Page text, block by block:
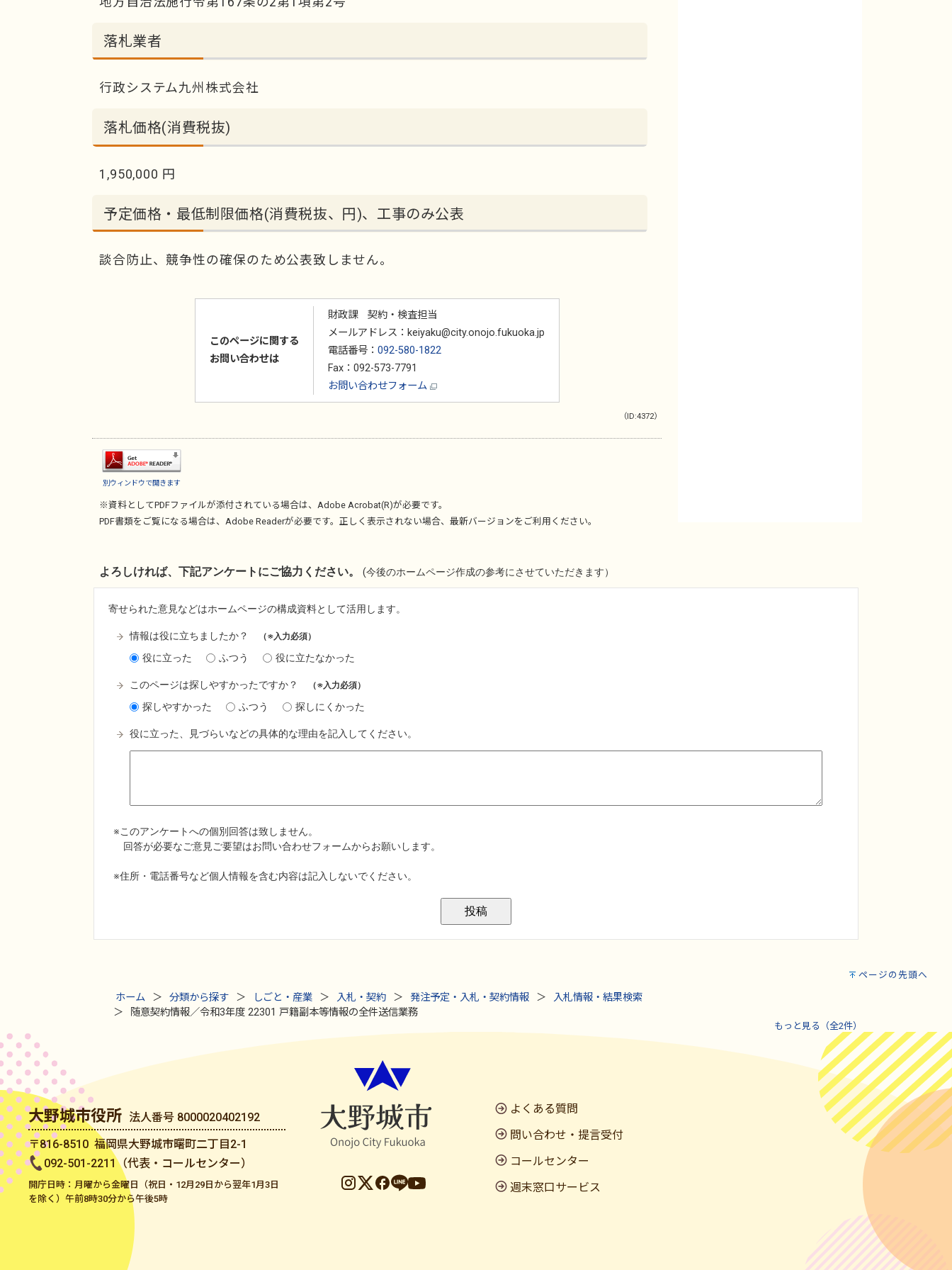
落札業者
行政システム九州株式会社
落札価格(消費税抜)
1,950,000 円
予定価格・最低制限価格(消費税抜、円)、工事のみ公表
談合防止、競争性の確保のため公表致しません。
このページに関する
お問い合わせは
財政課 契約・検査担当
メールアドレス：keiyaku@city.onojo.fukuoka.jp
電話番号： 092-580-1822
Fax：092-573-7791
お問い合わせフォーム
（ID:4372）
別ウィンドウで開きます
※資料としてPDFファイルが添付されている場合は、 Adobe Acrobat(R)が必要です。
PDF書類をご覧になる場合は、 Adobe Readerが必要です。正しく表示されない場合、最新バージョンをご利用ください。
ページの先頭へ
ホーム 分類から探す しごと・産業 入札・契約 発注予定・入札・契約情報
入札情報・結果検索
随意契約情報／令和3年度 22301 戸籍副本等情報の全件送信業務
もっと見る（全2件）
大野城市役所
法人番号 8000020402192
〒816-8510 福岡県大野城市曙町二丁目2-1
092-501-2211（代表・コールセンター）
開庁日時：月曜から金曜日（祝日・12月29日から翌年1月3日
を除く）午前8時30分から午後5時
よくある質問
問い合わせ・提言受付
コールセンター
週末窓口サービス